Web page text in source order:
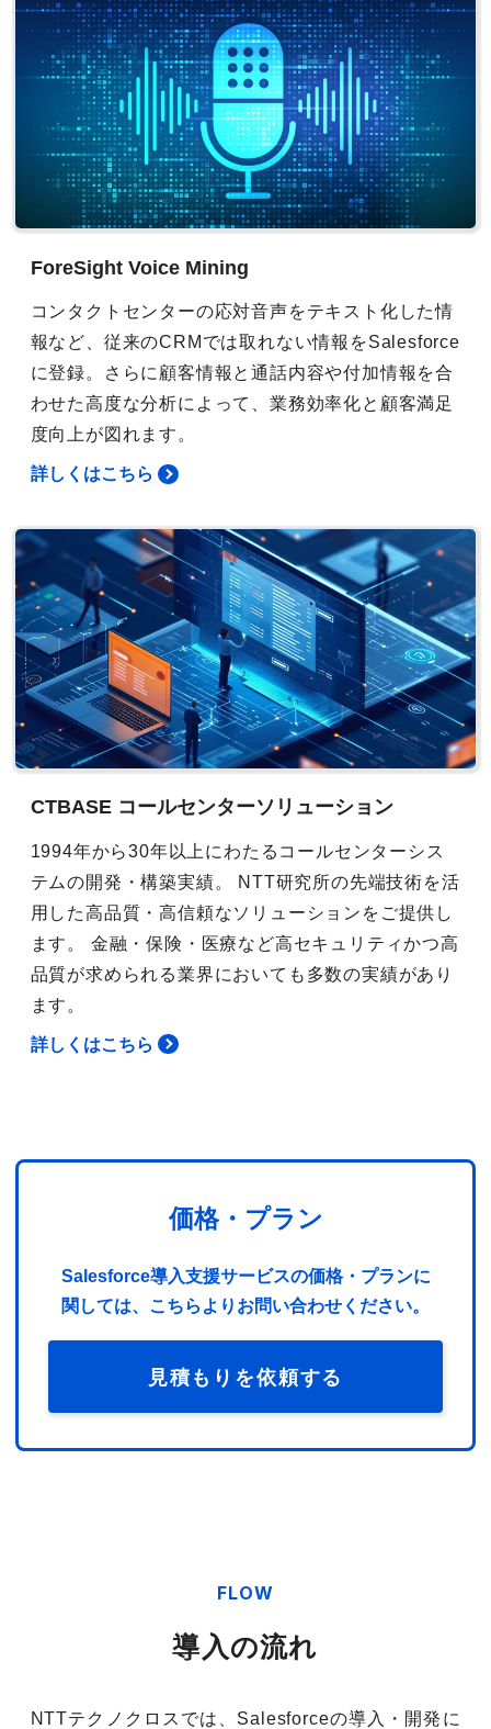
ForeSight Voice Mining
コンタクトセンターの応対音声をテキスト化した情
報など、従来のCRMでは取れない情報をSalesforce
に登録。さらに顧客情報と通話内容や付加情報を合
わせた高度な分析によって、業務効率化と顧客満足
度向上が図れます。
詳しくはこちら
CTBASE コールセンターソリューション
1994年から30年以上にわたるコールセンターシス
テムの開発・構築実績。 NTT研究所の先端技術を活
用した高品質・高信頼なソリューションをご提供し
ます。 金融・保険・医療など高セキュリティかつ高
品質が求められる業界においても多数の実績があり
ます。
詳しくはこちら
価格・プラン
Salesforce導入支援サービスの価格・プランに
関しては、こちらよりお問い合わせください。
見積もりを依頼する
FLOW
導入の流れ
NTTテクノクロスでは、Salesforceの導入・開発に